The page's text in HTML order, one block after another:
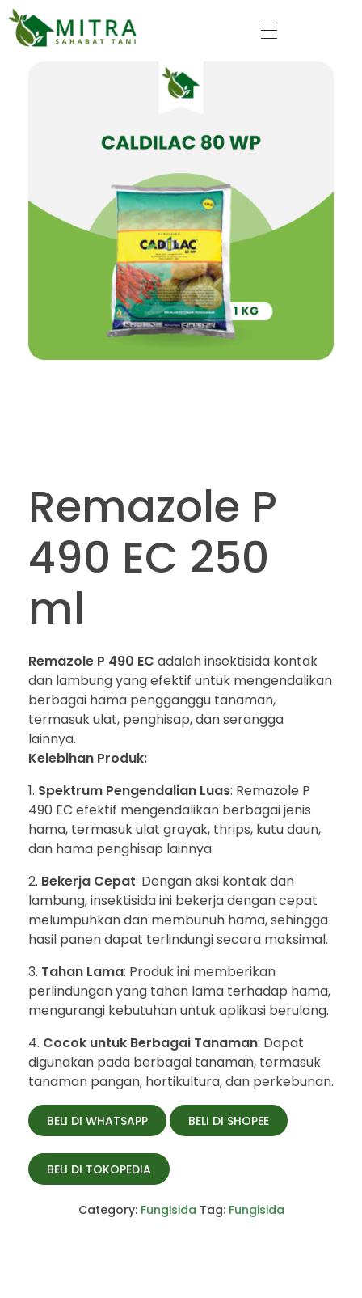
Remazole P
490 EC 250
ml
Remazole P 490 EC adalah insektisida kontak
dan lambung yang efektif untuk mengendalikan
berbagai hama pengganggu tanaman,
termasuk ulat, penghisap, dan serangga
lainnya.
Kelebihan Produk:
Spektrum Pengendalian Luas: Remazole P
490 EC efektif mengendalikan berbagai jenis
hama, termasuk ulat grayak, thrips, kutu daun,
dan hama penghisap lainnya.
Bekerja Cepat: Dengan aksi kontak dan
lambung, insektisida ini bekerja dengan cepat
melumpuhkan dan membunuh hama, sehingga
hasil panen dapat terlindungi secara maksimal.
Tahan Lama: Produk ini memberikan
perlindungan yang tahan lama terhadap hama,
mengurangi kebutuhan untuk aplikasi berulang.
Cocok untuk Berbagai Tanaman: Dapat
digunakan pada berbagai tanaman, termasuk
tanaman pangan, hortikultura, dan perkebunan.
BELI DI WHATSAPP BELI DI SHOPEE
BELI DI TOKOPEDIA
Category: Fungisida Tag: Fungisida